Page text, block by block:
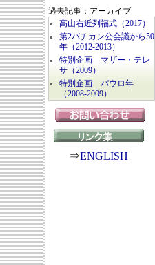
過去記事：アーカイブ
高山右近列福式（2017）
第2バチカン公会議から50
年（2012-2013）
特別企画 マザー・テレ
サ（2009）
特別企画 パウロ年
（2008-2009）
⇒ENGLISH